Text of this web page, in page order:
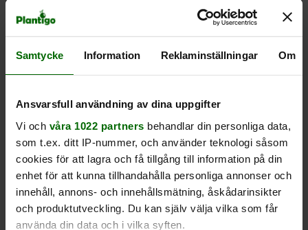
Samtycke Information Reklaminställningar Om
Ansvarsfull användning av dina uppgifter
Vi och våra 1022 partners behandlar din personliga data,
som t.ex. ditt IP-nummer, och använder teknologi såsom
cookies för att lagra och få tillgång till information på din
enhet för att kunna tillhandahålla personliga annonser och
innehåll, annons- och innehållsmätning, åskådarinsikter
och produktutveckling. Du kan själv välja vilka som får
använda din data och i vilka syften.
Leverans 1-
Kvalitet till
Eget lager allt i
Beskrivning
Produktrecensioner